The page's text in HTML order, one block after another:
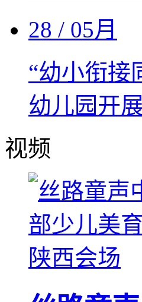
28 / 05月
“幼小衔
幼儿园开
视频